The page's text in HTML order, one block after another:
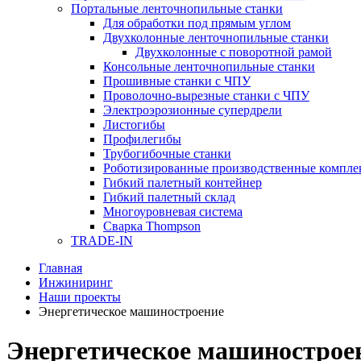
Портальные ленточнопильные станки
Для обработки под прямым углом
Двухколонные ленточнопильные станки
Двухколонные с поворотной рамой
Консольные ленточнопильные станки
Прошивные станки с ЧПУ
Проволочно-вырезные станки с ЧПУ
Электроэрозионные супердрели
Листогибы
Профилегибы
Трубогибочные станки
Роботизированные производственные
Гибкий палетный контейнер
Гибкий палетный склад
Многоуровневая система
Сварка Thompson
TRADE-IN
Главная
Инжиниринг
Наши проекты
Энергетическое машиностроение
Энергетическое